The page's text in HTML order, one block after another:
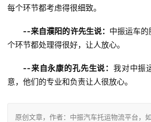
每个环节都考虑得很细致。
--来自濮阳的许先生说： 中振运车
个环节都处理得很好，让人放心。
--来自永康的孔先生说： 我对中振
意，他们的专业和负责让人很放心。
原创文章，作者：中振汽车托运物流平台，